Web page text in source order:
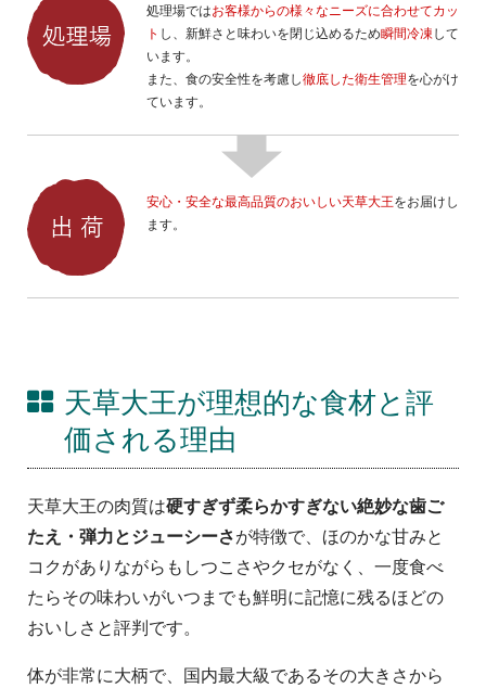
処理場ではお客様からの様々なニーズに合わせてカッ
ト し、新鮮さと味わいを閉じ込めるため瞬間冷凍 して
います。
また、食の安全性を考慮し徹底した衛生管理を心がけ
ています。
安心・安全な最高品質のおいしい天草大王をお届けし
ます。
天草大王が理想的な食材と評
価される理由
天草大王の肉質は硬すぎず柔らかすぎない絶妙な歯ご
たえ・弾力とジューシーさが特徴で、ほのかな甘みと
コクがありながらもしつこさやクセがなく、一度食べ
たらその味わいがいつまでも鮮明に記憶に残るほどの
おいしさと評判です。
体が非常に大柄で、国内最大級であるその大きさから